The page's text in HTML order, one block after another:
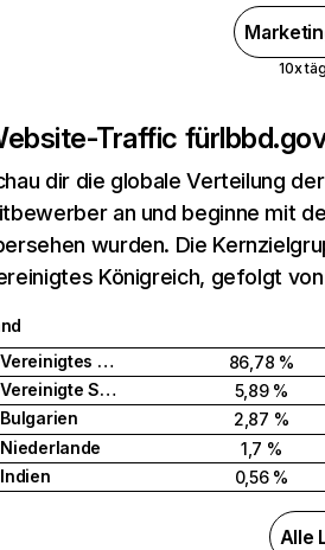
10x
Traffic für
dir die globale Verteilung
an und beginne mit
wurden. Die
Königreich, gefolgt
Vereinigtes Königreich
86,78 %
Vereinigte Staaten
5,89 %
Bulgarien
2,87 %
Niederlande
1,7 %
Indien
0,56 %
Alle